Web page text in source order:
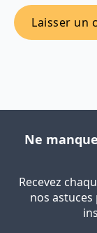
Ne
Recevez
nos